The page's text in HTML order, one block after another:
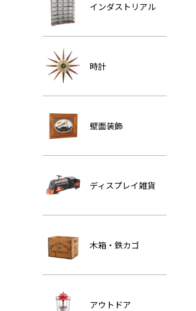
インダストリアル
時計
壁面装飾
ディスプレイ雑貨
木箱・鉄カゴ
アウトドア